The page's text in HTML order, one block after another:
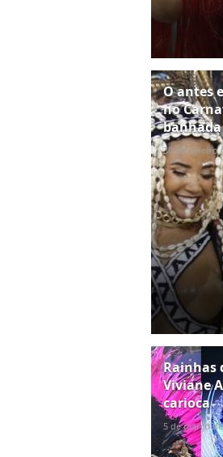
O antes
no
30 de janeiro
Rainhas
Viviane
carioca
5 de março